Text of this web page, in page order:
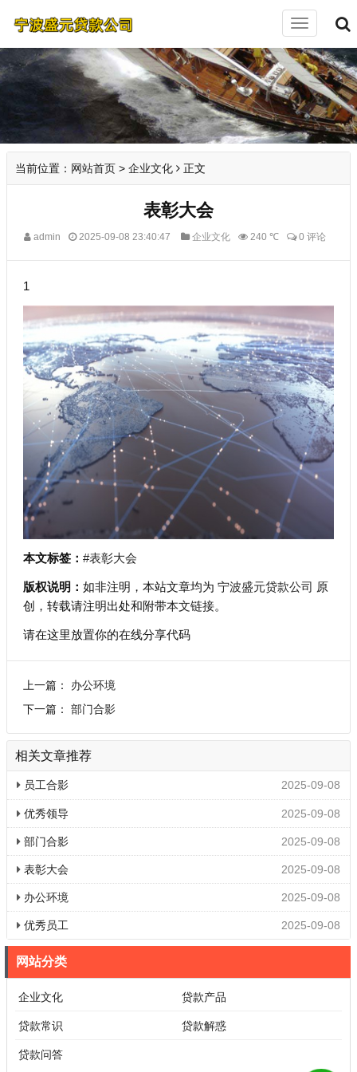
切
导
航
当前位置： 网站首页 > 企业文化 正文
表彰大会
admin 2025-09-08 23:40:47 企业文化 240 ℃ 0 评论
1
本文标签： #表彰大会
版权说明： 如非注明，本站文章均为 宁波盛元贷款公司 原
创，转载请注明出处和附带本文链接。
请在这里放置你的在线分享代码
上一篇： 办公环境
下一篇： 部门合影
相关文章推荐
2025-09-08
员工合影
2025-09-08
优秀领导
2025-09-08
部门合影
2025-09-08
表彰大会
2025-09-08
办公环境
2025-09-08
优秀员工
网站分类
企业文化 贷款产品
贷款常识 贷款解惑
贷款问答